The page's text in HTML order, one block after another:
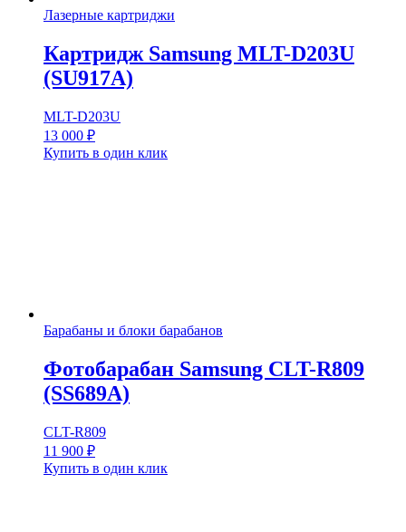
Лазерные картриджи
Картридж Samsung MLT-D203U
(SU917A)
MLT-D203U
13 000 ₽
Купить в один клик
Барабаны и блоки барабанов
Фотобарабан Samsung CLT-R809
(SS689A)
CLT-R809
11 900 ₽
Купить в один клик